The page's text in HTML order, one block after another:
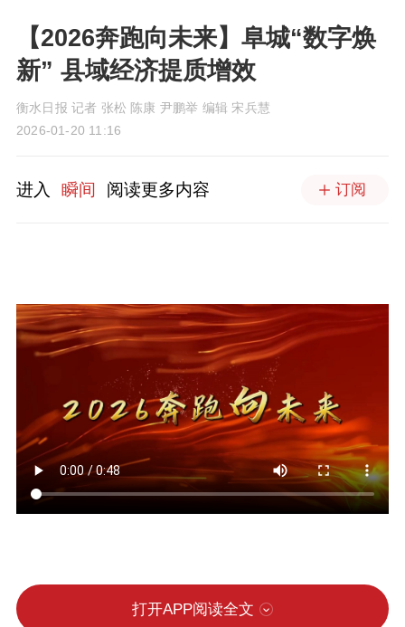
【2026奔跑向未来】阜城“数字焕
新” 县域经济提质增效
衡水日报 记者 张松 陈康 尹鹏举 编辑 宋兵慧
2026-01-20 11:16
进入 瞬间 阅读更多内容 订阅
打开APP阅读全文